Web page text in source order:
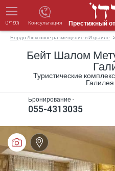
תפריט Престижный
Консультация
Бордо Люксовое размещение в Израиле
Бейт Шалом
Туристические
055-4313035
Бронирование -